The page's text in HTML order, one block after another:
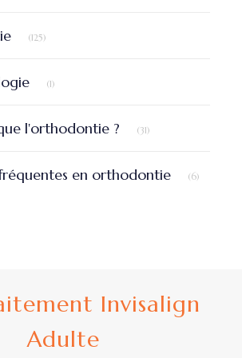
(125)
(1)
l'orthodontie ? (31)
en orthodontie (6)
Invisalign
Adulte